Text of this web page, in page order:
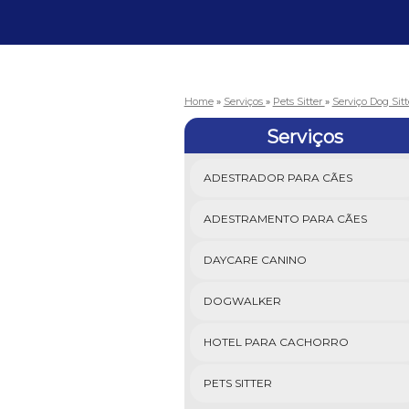
Home » Serviços » Pets Sitter » Serviço Dog
Serviços
ADESTRADOR PARA CÃES
ADESTRAMENTO PARA CÃES
DAYCARE CANINO
DOGWALKER
HOTEL PARA CACHORRO
PETS SITTER